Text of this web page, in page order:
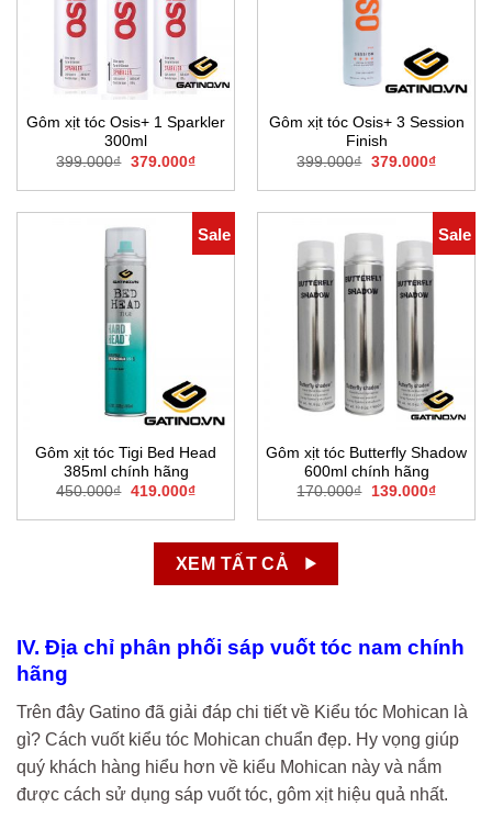
Gôm xịt tóc Osis+ 1 Sparkler
300ml
399.000₫ Giá
là:
379.000₫Giá
tại
379.000₫.
Gôm xịt tóc Osis+ 3 Session
Finish
399.000₫ Giá
là:
379.000₫Giá
tại
Sale
Gôm xịt tóc Tigi Bed Head
385ml chính hãng
450.000₫ Giá
là:
419.000₫Giá
tại
419.000₫.
Sale
Gôm xịt tóc Butterfly Shadow
600ml chính hãng
170.000₫
Giá
là:
139.000₫Giá
tại
XEM TẤT CẢ
IV. Địa chỉ phân phối sáp vuốt tóc nam chính
hãng
Trên đây Gatino đã giải đáp chi tiết về Kiểu tóc Mohican là
gì? Cách vuốt kiểu tóc Mohican chuẩn đẹp. Hy vọng giúp
quý khách hàng hiểu hơn về kiểu Mohican này và nắm
được cách sử dụng sáp vuốt tóc, gôm xịt hiệu quả nhất.